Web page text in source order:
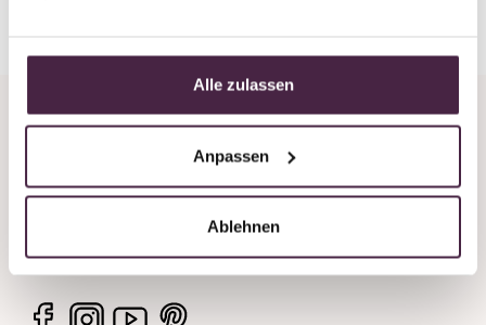
Alle zulassen
Anpassen
Ablehnen
Rechtliche Hinweise